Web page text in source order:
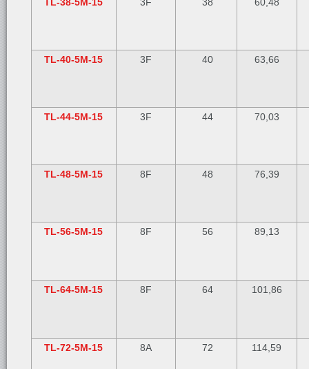
TL-40-5M-15 3F 40 63,66
TL-44-5M-15 3F 44 70,03
TL-48-5M-15 8F 48 76,39
TL-56-5M-15 8F 56 89,13
TL-64-5M-15 8F 64 101,86
TL-72-5M-15 8A 72 114,59